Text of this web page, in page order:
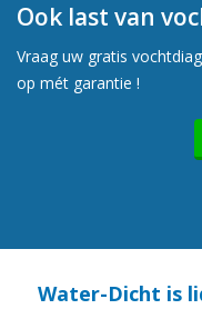
Ook last van
Vraag uw gratis
op mét garantie !
Water-Dicht is